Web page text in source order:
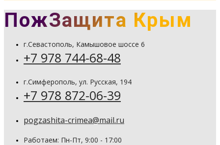
ПожЗащита Крым
г.Севастополь, Камышовое шоссе 6
+7 978 744-68-48
г.Симферополь, ул. Русская, 194
+7 978 872-06-39
pogzashita-crimea@mail.ru
Работаем: Пн-Пт, 9:00 - 17:00